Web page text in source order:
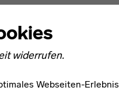
widerrufen.
Webseiten-Erlebnis